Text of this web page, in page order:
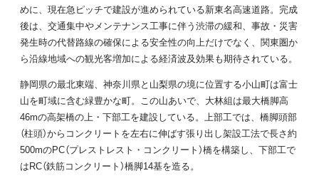
めに、現在急ピッチで建設が進められている新東名高速道路。完成
後は、交通集中やメンテナンス工事に伴う渋滞の緩和、事故・災害
発生時の代替路線の確保による安全性の向上だけでなく、関東圏か
ら沿線地域への観光客増加による経済波及効果も期待されている。
静岡県の最北東端、神奈川県と山梨県の境に位置する小山町は富士
山を町域に含む緑豊かな町。この山あいで、大林組は最大橋脚高
46mの高架橋の上・下部工を建設している。上部工では、橋脚頭部
（柱頭）からコンクリートを左右に伸ばす張り出し架設工法で長さ約
500mのPC（プレストレスト・コンクリート）橋を構築し、下部工で
はRC（鉄筋コンクリート）橋脚14基を造る。